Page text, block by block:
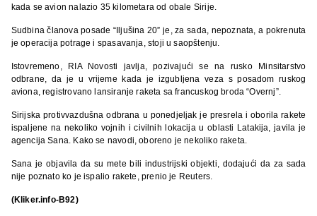
kada se avion nalazio 35 kilometara od obale Sirije.
Sudbina članova posade “Iljušina 20” je, za sada, nepoznata, a pokrenuta
je operacija potrage i spasavanja, stoji u saopštenju.
Istovremeno, RIA Novosti javlja, pozivajući se na rusko Minsitarstvo
odbrane, da je u vrijeme kada je izgubljena veza s posadom ruskog
aviona, registrovano lansiranje raketa sa francuskog broda “Overnj”.
Sirijska protivvazdušna odbrana u ponedjeljak je presrela i oborila rakete
ispaljene na nekoliko vojnih i civilnih lokacija u oblasti Latakija, javila je
agencija Sana. Kako se navodi, oboreno je nekoliko raketa.
Sana je objavila da su mete bili industrijski objekti, dodajući da za sada
nije poznato ko je ispalio rakete, prenio je Reuters.
(Kliker.info-B92)